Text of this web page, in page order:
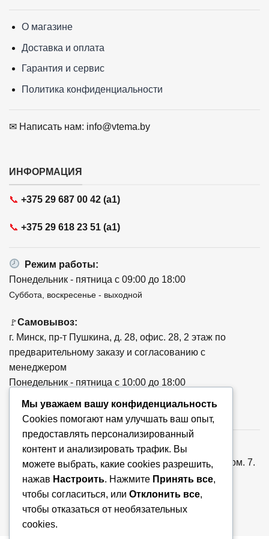
О магазине
Доставка и оплата
Гарантия и сервис
Политика конфиденциальности
✉ Написать нам: info@vtema.by
ИНФОРМАЦИЯ
📞 +375 29 687 00 42 (a1)
📞 +375 29 618 23 51 (a1)
Режим работы:
Понедельник - пятница с 09:00 до 18:00
Суббота, воскресенье - выходной
🚩Самовывоз:
г. Минск, пр-т Пушкина, д. 28, офис. 28, 2 этаж по
предварительному заказу и согласованию с
менеджером
Понедельник - пятница с 10:00 до 18:00
ООО «Ваша тема», УНП: 193779018, Республика
Беларусь, 220073, г. Минск, ул. Скрыганова, д.6, пом. 7.
Регистрация от 26.07.2024г. Мингорисполком. В
торговом реестре N725576 от 27.08.2024г.
Мы уважаем вашу конфиденциальность
Cookies помогают нам улучшать ваш опыт,
предоставлять персонализированный
контент и анализировать трафик. Вы
можете выбрать, какие cookies разрешить,
нажав Настроить. Нажмите Принять все,
чтобы согласиться, или Отклонить все,
чтобы отказаться от необязательных
cookies.